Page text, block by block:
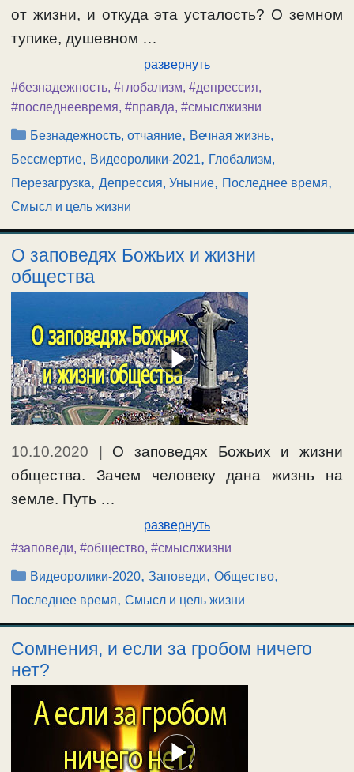
от жизни, и откуда эта усталость? О земном
тупике, душевном …
развернуть
#безнадежность, #глобализм, #депрессия,
#последнеевремя, #правда, #смыслжизни
Рубрики
Безнадежность, отчаяние, Вечная жизнь,
Бессмертие, Видеоролики-2021, Глобализм,
Перезагрузка, Депрессия, Уныние, Последнее время,
Смысл и цель жизни
О заповедях Божьих и жизни
общества
10.10.2020 | О заповедях Божьих и жизни
общества. Зачем человеку дана жизнь на
земле. Путь …
развернуть
#заповеди, #общество, #смыслжизни
Рубрики
Видеоролики-2020,Заповеди,Общество,
Последнее время, Смысл и цель жизни
Сомнения, и если за гробом ничего
нет?